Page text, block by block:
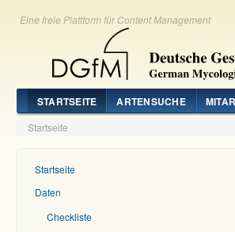
Eine freie Plattform für Content Management
STARTSEITE ARTENSUCHE
Startseite
Startseite
Daten
Checkliste